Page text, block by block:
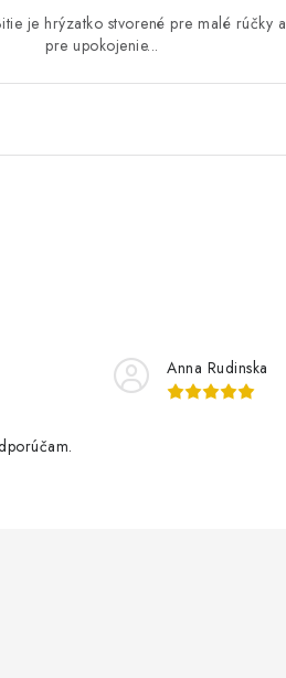
je hrýzatko stvorené pre malé rúčky a
pre upokojenie...
Anna Rudinska